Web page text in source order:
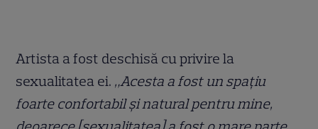
Artista a fost deschisă cu privire la
sexualitatea ei. „Acesta a fost un spațiu
foarte confortabil și natural pentru mine,